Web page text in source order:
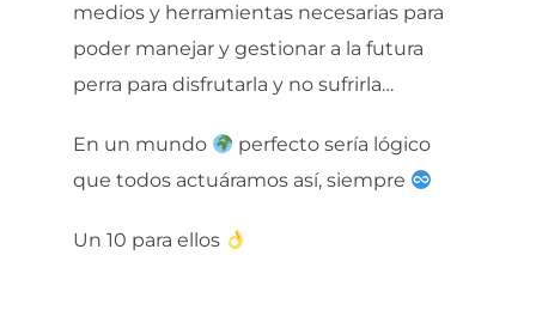
medios y herramientas necesarias para
poder manejar y gestionar a la futura
perra para disfrutarla y no sufrirla…
En un mundo
perfecto sería lógico
que todos actuáramos así, siempre
Un 10 para ellos